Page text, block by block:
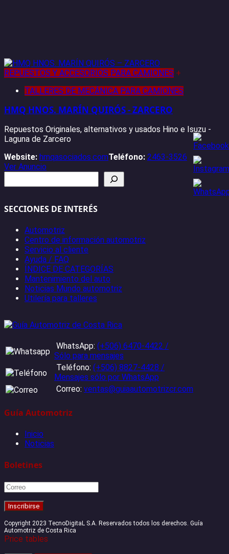
REPUESTOS Y ACCESORIOS PARA CAMIONES +
TALLERES DE MECÁNICA PARA CAMIONES
HMQ HNOS. MARÍN QUIRÓS - ZARCERO
Repuestos Originales, alternativos y usados Hino e Isuzu -
Laguna de Zarcero
Website: hmqasociados.comTeléfono: 2463-3526
Ver Anuncio
SECCIONES DE INTERÉS
Automotriz
Centro de información automotriz
Servicio al cliente
Ayuda / FAQ
ÍNDICE DE CATEGORÍAS
Mantenimiento del auto
Noticias Mundo automotriz
Utilería para talleres
WhatsApp: (+506) 6470-4422 /
Sólo para mensajes
Teléfono: (+506) 8827-4428 /
Mensajes sólo por WhatsApp
Correo: ventas@guiaautomotrizcr.com
Guía Automotriz
Inicio
Noticias
Boletines
Copyright 2023 TecnoDigitaL S.A. Reservados todos los derechos. Guía
Automotriz de Costa Rica
Price tables